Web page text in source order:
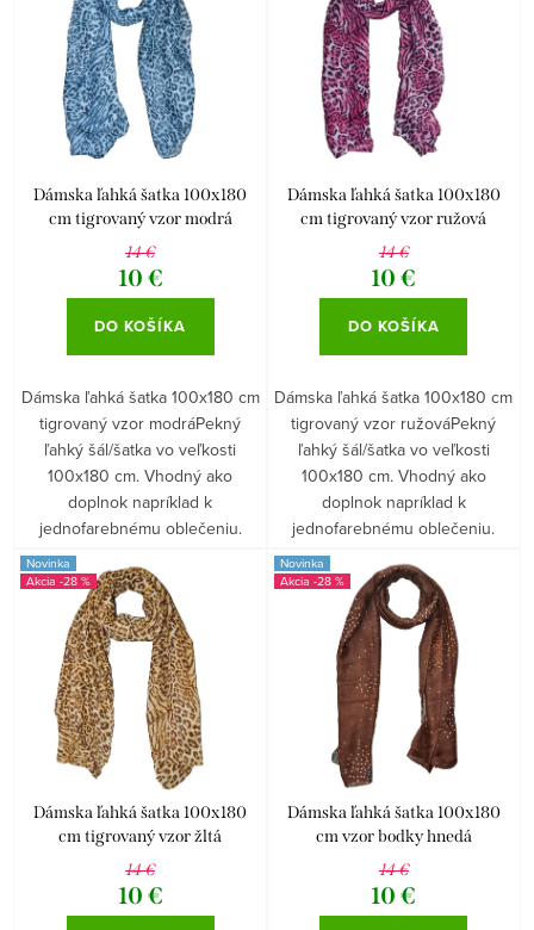
k
d
v
Abecedne
Dámska ľahká šatka 100x180
cm tigrovaný vzor modrá
14 €
10 €
DO KOŠÍKA
Dámska ľahká šatka 100x180 cm
tigrovaný vzor modráPekný
ľahký šál/šatka vo veľkosti
100x180 cm. Vhodný ako
doplnok napríklad k
jednofarebnému oblečeniu.
Dámska ľahká šatka 100x180
cm tigrovaný vzor ružová
14 €
10 €
DO KOŠÍKA
Dámska ľahká šatka 100x180 cm
tigrovaný vzor ružováPekný
ľahký šál/šatka vo veľkosti
100x180 cm. Vhodný ako
doplnok napríklad k
jednofarebnému oblečeniu.
Novinka
-28 %
Dámska ľahká šatka 100x180
cm tigrovaný vzor žltá
14 €
10 €
Novinka
-28 %
Dámska ľahká šatka 100x180
cm vzor bodky hnedá
14 €
10 €